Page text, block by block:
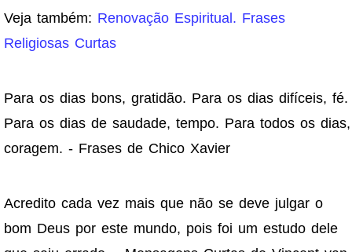
Veja também: Renovação Espiritual. Frases
Religiosas Curtas
Para os dias bons, gratidão. Para os dias difíceis, fé.
Para os dias de saudade, tempo. Para todos os dias,
coragem. - Frases de Chico Xavier
Acredito cada vez mais que não se deve julgar o
bom Deus por este mundo, pois foi um estudo dele